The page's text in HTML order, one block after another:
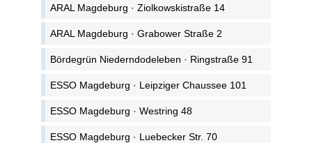
ARAL Magdeburg · Ziolkowskistraße 14
ARAL Magdeburg · Grabower Straße 2
Bördegrün Niederndodeleben · Ringstraße 91
ESSO Magdeburg · Leipziger Chaussee 101
ESSO Magdeburg · Westring 48
ESSO Magdeburg · Luebecker Str. 70